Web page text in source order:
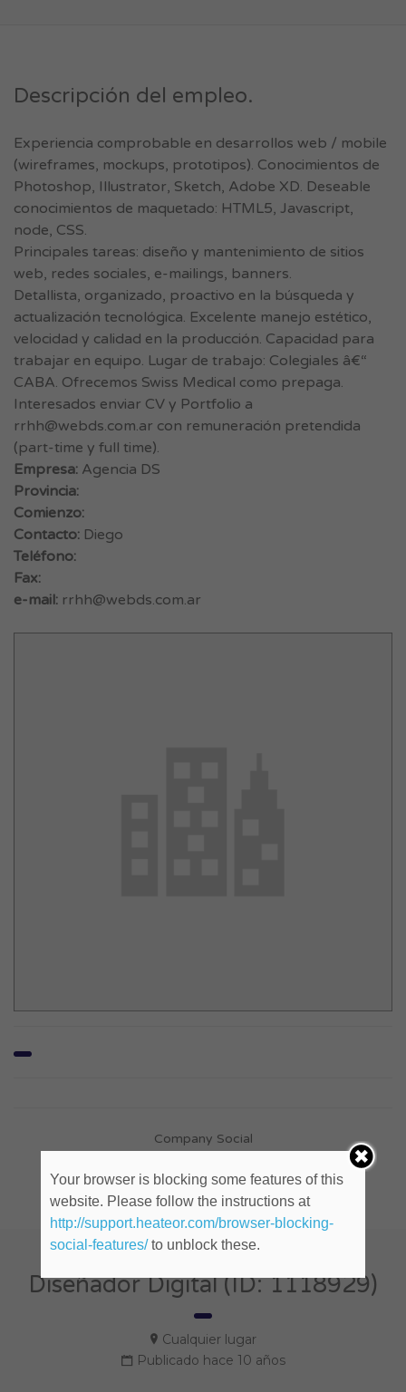
Descripción del empleo.
Experiencia comprobable en desarrollos web / mobile
(wireframes, mockups, prototipos). Conocimientos de
Photoshop, Illustrator, Sketch, Adobe XD. Deseable
conocimientos de maquetado: HTML5, Javascript,
node, CSS.
Principales tareas: diseño y mantenimiento de sitios
web, redes sociales, e-mailings, banners.
Detallista, organizado, proactivo en la búsqueda y
actualización tecnológica. Excelente manejo estético,
velocidad y calidad en la producción. Capacidad para
trabajar en equipo. Lugar de trabajo: Colegiales â€“
CABA. Ofrecemos Swiss Medical como prepaga.
Interesados enviar CV y Portfolio a
rrhh@webds.com.ar con remuneración pretendida
(part-time y full time).
Empresa: Agencia DS
Provincia:
Comienzo:
Contacto: Diego
Teléfono:
Fax:
e-mail: rrhh@webds.com.ar
Company Social
Diseñador Digital (ID: 1118929)
Cualquier lugar
Publicado hace 10 años
Your browser is blocking some features of this
website. Please follow the instructions at
http://support.heateor.com/browser-blocking-
social-features/to unblock these.